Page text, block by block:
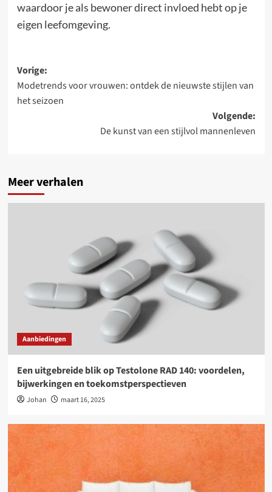
waardoor je als bewoner direct invloed hebt op je
eigen leefomgeving.
Bericht
navigatie
Vorige:
Modetrends voor vrouwen: ontdek de nieuwste stijlen van
het seizoen
Volgende:
De kunst van een stijlvol mannenleven
Meer verhalen
Aanbiedingen
Een uitgebreide blik op Testolone RAD 140: voordelen,
bijwerkingen en toekomstperspectieven
Johan maart 16, 2025